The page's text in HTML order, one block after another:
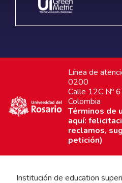
Línea de
0200
Calle 12C Nº
Colombia
Términos de
aquí:
reclamos,
petición)
Institución de education